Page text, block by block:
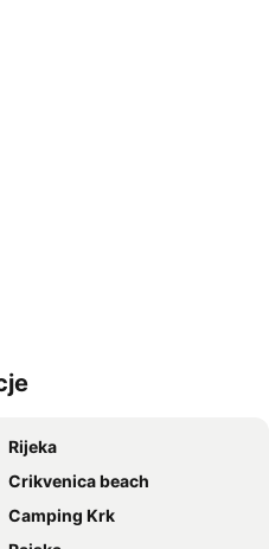
Rijeka
Crikvenica beach
Camping Krk